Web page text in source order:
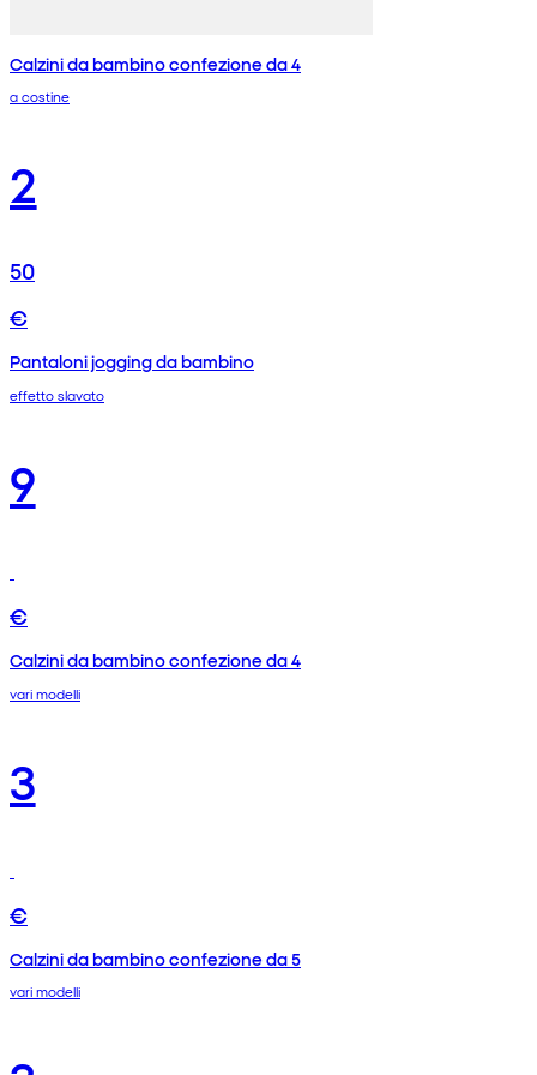
Calzini da bambino confezione da 4
a costine
2
50
€
Pantaloni jogging da bambino
effetto slavato
9
€
Calzini da bambino confezione da 4
vari modelli
3
€
Calzini da bambino confezione da 5
vari modelli